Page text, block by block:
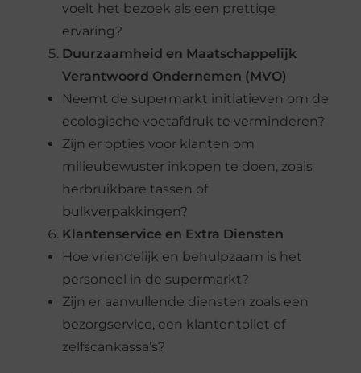
voelt het bezoek als een prettige
ervaring?
Duurzaamheid en Maatschappelijk
Verantwoord Ondernemen (MVO)
Neemt de supermarkt initiatieven om de
ecologische voetafdruk te verminderen?
Zijn er opties voor klanten om
milieubewuster inkopen te doen, zoals
herbruikbare tassen of
bulkverpakkingen?
Klantenservice en Extra Diensten
Hoe vriendelijk en behulpzaam is het
personeel in de supermarkt?
Zijn er aanvullende diensten zoals een
bezorgservice, een klantentoilet of
zelfscankassa’s?